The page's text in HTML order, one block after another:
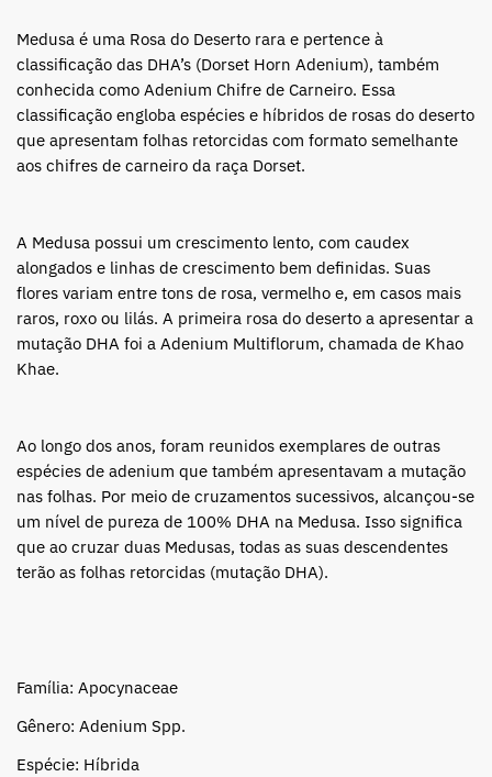
Medusa é uma Rosa do Deserto rara e pertence à
classificação das DHA’s (Dorset Horn Adenium), também
conhecida como Adenium Chifre de Carneiro. Essa
classificação engloba espécies e híbridos de rosas do deserto
que apresentam folhas retorcidas com formato semelhante
aos chifres de carneiro da raça Dorset.
A Medusa possui um crescimento lento, com caudex
alongados e linhas de crescimento bem definidas. Suas
flores variam entre tons de rosa, vermelho e, em casos mais
raros, roxo ou lilás. A primeira rosa do deserto a apresentar a
mutação DHA foi a Adenium Multiflorum, chamada de Khao
Khae.
Ao longo dos anos, foram reunidos exemplares de outras
espécies de adenium que também apresentavam a mutação
nas folhas. Por meio de cruzamentos sucessivos, alcançou-se
um nível de pureza de 100% DHA na Medusa. Isso significa
que ao cruzar duas Medusas, todas as suas descendentes
terão as folhas retorcidas (mutação DHA).
Família: Apocynaceae
Gênero: Adenium Spp.
Espécie: Híbrida